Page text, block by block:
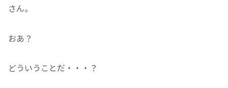
さん。
おあ？
どういうことだ・・・？